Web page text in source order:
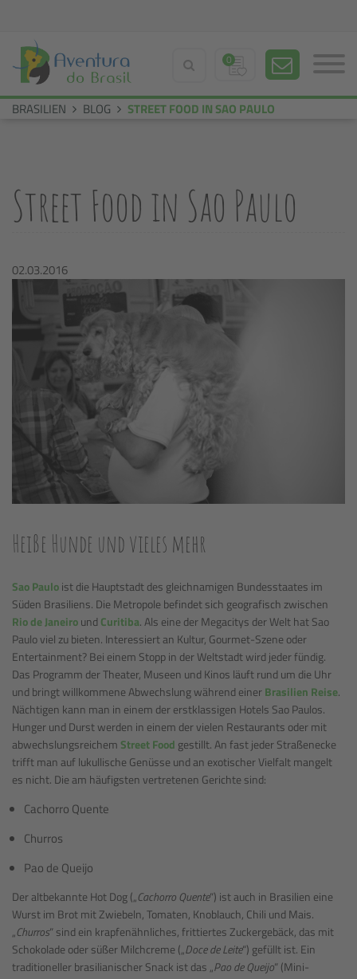
0
BRASILIEN BLOG STREET FOOD IN SAO PAULO
Street Food in Sao Paulo
02.03.2016
Heiße Hunde und vieles mehr
Sao Pauloist die Hauptstadt des gleichnamigen Bundesstaates im
Süden Brasiliens. Die Metropole befindet sich geografisch zwischen
Rio de Janeiround Curitiba. Als eine der Megacitys der Welt hat Sao
Paulo viel zu bieten. Interessiert an Kultur, Gourmet-Szene oder
Entertainment? Bei einem Stopp in der Weltstadt wird jeder fündig.
Das Programm der Theater, Museen und Kinos läuft rund um die Uhr
und bringt willkommene Abwechslung während einerBrasilien Reise.
Nächtigen kann man in einem der erstklassigen Hotels Sao Paulos.
Hunger und Durst werden in einem der vielen Restaurants oder mit
abwechslungsreichem Street Food gestillt. An fast jeder Straßenecke
trifft man auf lukullische Genüsse und an exotischer Vielfalt mangelt
es nicht. Die am häufigsten vertretenen Gerichte sind:
Cachorro Quente
Churros
Pao de Queijo
Der altbekannte Hot Dog („Cachorro Quente“) ist auch in Brasilien eine
Wurst im Brot mit Zwiebeln, Tomaten, Knoblauch, Chili und Mais.
„Churros“ sind ein krapfenähnliches, frittiertes Zuckergebäck, das mit
Schokolade oder süßer Milchcreme („Doce de Leite“) gefüllt ist. Ein
traditioneller brasilianischer Snack ist das „Pao de Queijo“ (Mini-